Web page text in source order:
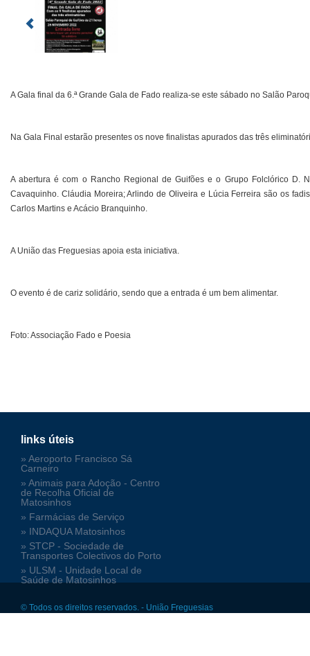
A Gala final da 6.ª Grande Gala de Fado realiza-se este sábado no Salão
Na Gala Final estarão presentes os nove finalistas apurados das três
A abertura é com o Rancho Regional de Guifões e o Grupo Folclórico D.
Cavaquinho. Cláudia Moreira; Arlindo de Oliveira e Lúcia Ferreira são os
Carlos Martins e Acácio Branquinho.
A União das Freguesias apoia esta iniciativa.
O evento é de cariz solidário, sendo que a entrada é um bem alimentar.
Foto: Associação Fado e Poesia
links úteis
» Aeroporto Francisco Sá
Carneiro
» Animais para Adoção - Centro
de Recolha Oficial de
Matosinhos
» Farmácias de Serviço
» INDAQUA Matosinhos
» STCP - Sociedade de
Transportes Colectivos do Porto
» ULSM - Unidade Local de
Saúde de Matosinhos
© Todos os direitos reservados. - União Freguesias